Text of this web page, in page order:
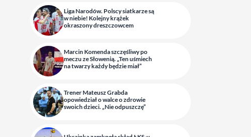
Liga Narodów. Polscy siatkarze są
w niebie! Kolejny krążek
okraszony dreszczowcem
Marcin Komenda szczęśliwy po
meczu ze Słowenią. „Ten uśmiech
na twarzy każdy będzie miał”
Trener Mateusz Grabda
opowiedział o walce o zdrowie
swoich dzieci. „Nie odpuszczę”